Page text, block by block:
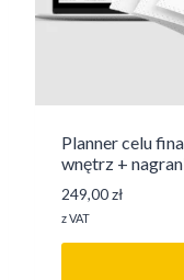
Planner celu
wnętrz +
249,00zł
z VAT